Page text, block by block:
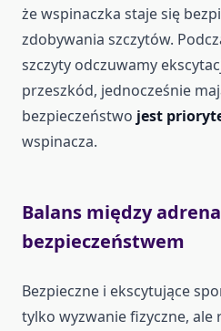
że wspinaczka staje się
zdobywania szczytów.
szczyty odczuwamy
przeszkód, jednocześnie
bezpieczeństwo jest
wspinacza.
Balans między
bezpieczeństwem
Bezpieczne i ekscytujące
tylko wyzwanie fizyczne, ale